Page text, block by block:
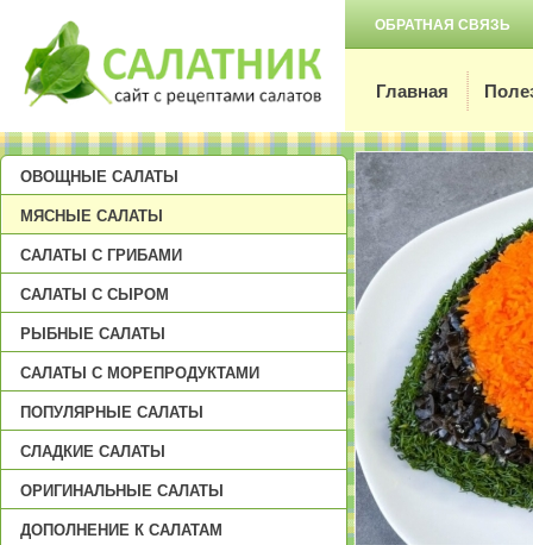
ОБРАТНАЯ СВЯЗЬ
Главная
ОВОЩНЫЕ САЛАТЫ
МЯСНЫЕ САЛАТЫ
САЛАТЫ С ГРИБАМИ
САЛАТЫ С СЫРОМ
РЫБНЫЕ САЛАТЫ
САЛАТЫ С МОРЕПРОДУКТАМИ
ПОПУЛЯРНЫЕ САЛАТЫ
СЛАДКИЕ САЛАТЫ
ОРИГИНАЛЬНЫЕ САЛАТЫ
ДОПОЛНЕНИЕ К САЛАТАМ